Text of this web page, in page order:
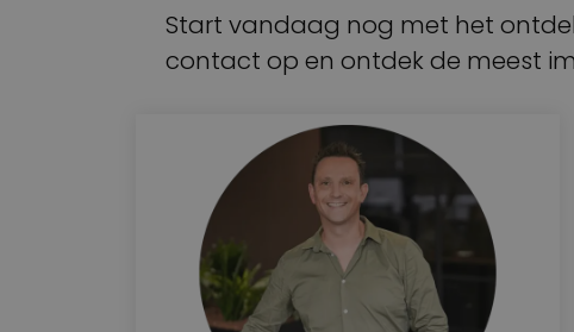
Start vandaag nog met het
contact op en ontdek de meest